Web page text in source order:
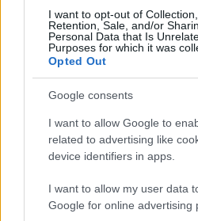
I want to opt-out of Collection,
Retention, Sale, and/or
Personal Data that Is
Purposes for which it was
Opted Out
Google consents
I want to allow Google to
related to advertising like
device identifiers in apps.
I want to allow my user data
Google for online advertising
ceste Falorn–Sv. Primož
Z vlakom po Koroški: Manj
gneče, več udobja
Obvestila
Izklop elektrike: 424.